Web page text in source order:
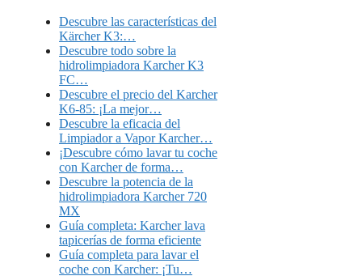
Descubre las características del
Kärcher K3:…
Descubre todo sobre la
hidrolimpiadora Karcher K3
FC…
Descubre el precio del Karcher
K6-85: ¡La mejor…
Descubre la eficacia del
Limpiador a Vapor Karcher…
¡Descubre cómo lavar tu coche
con Karcher de forma…
Descubre la potencia de la
hidrolimpiadora Karcher 720
MX
Guía completa: Karcher lava
tapicerías de forma eficiente
Guía completa para lavar el
coche con Karcher: ¡Tu…